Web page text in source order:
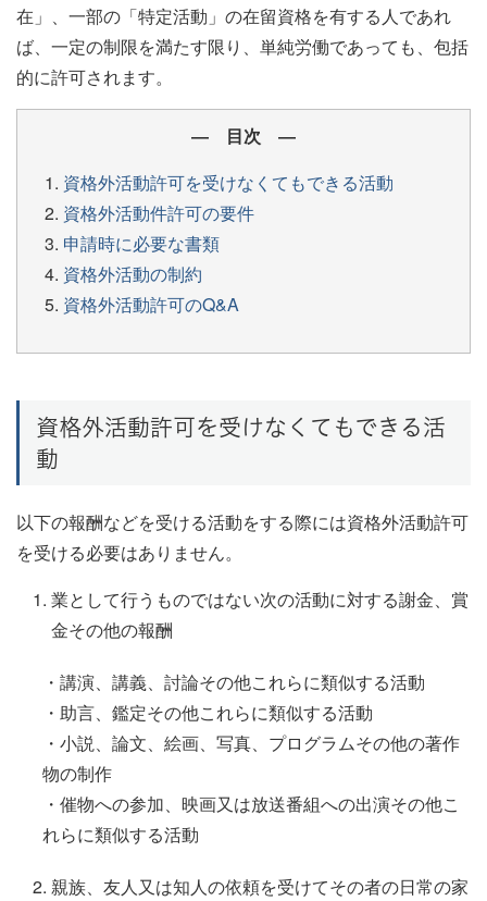
在」、一部の「特定活動」の在留資格を有する人であれ
ば、一定の制限を満たす限り、単純労働であっても、包括
的に許可されます。
― 目次 ―
資格外活動許可を受けなくてもできる活動
資格外活動件許可の要件
申請時に必要な書類
資格外活動の制約
資格外活動許可のQ&A
資格外活動許可を受けなくてもできる活
動
以下の報酬などを受ける活動をする際には資格外活動許可
を受ける必要はありません。
業として行うものではない次の活動に対する謝金、賞
金その他の報酬
・講演、講義、討論その他これらに類似する活動
・助言、鑑定その他これらに類似する活動
・小説、論文、絵画、写真、プログラムその他の著作
物の制作
・催物への参加、映画又は放送番組への出演その他こ
れらに類似する活動
親族、友人又は知人の依頼を受けてその者の日常の家